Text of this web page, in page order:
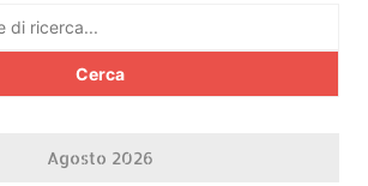
Agosto 2026